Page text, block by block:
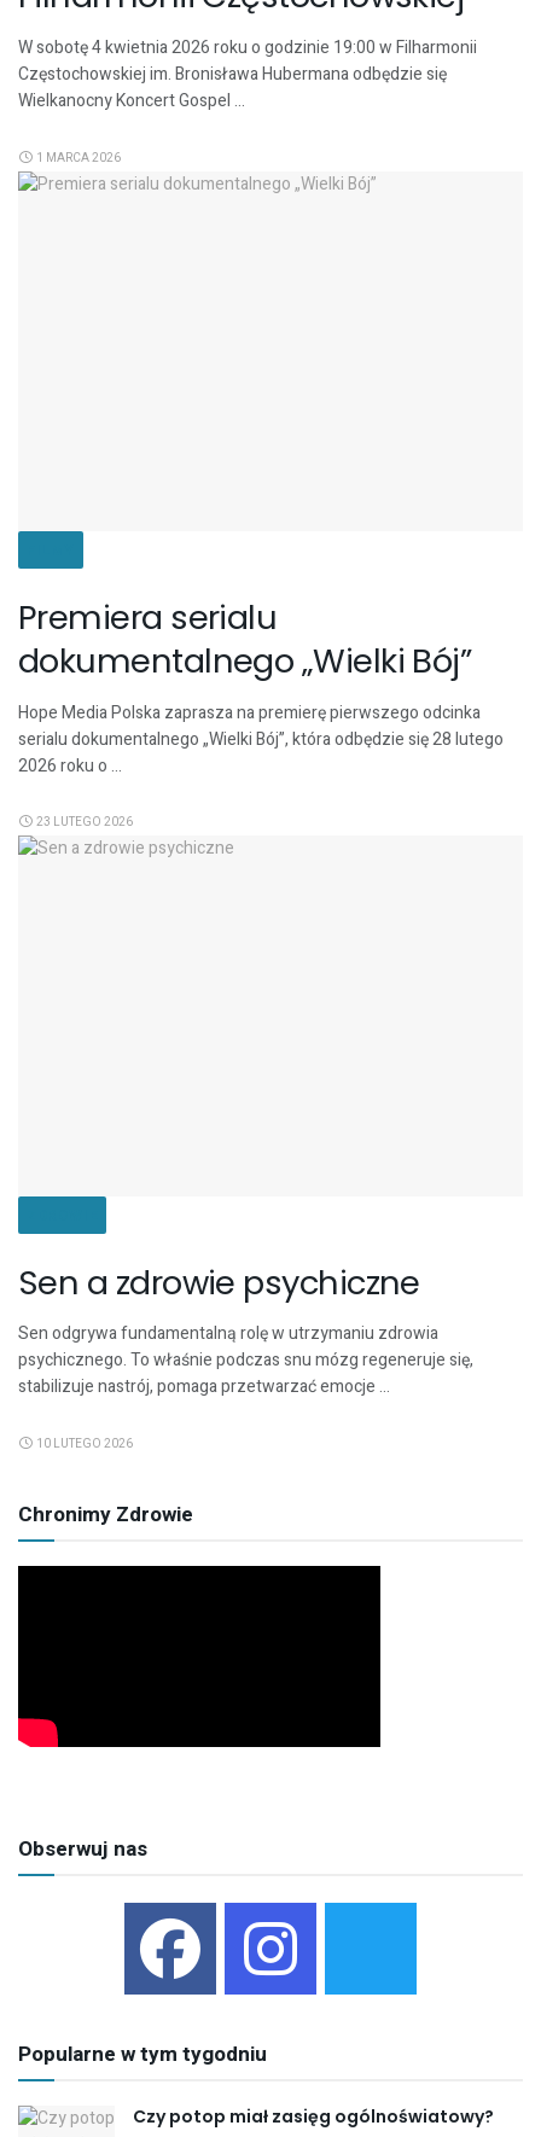
W sobotę 4 kwietnia 2026 roku o godzinie 19:00 w Filharmonii
Częstochowskiej im. Bronisława Hubermana odbędzie się
Wielkanocny Koncert Gospel ...
1 MARCA 2026
Premiera serialu
dokumentalnego „Wielki Bój”
Hope Media Polska zaprasza na premierę pierwszego odcinka
serialu dokumentalnego „Wielki Bój”, która odbędzie się 28 lutego
2026 roku o ...
23 LUTEGO 2026
Sen a zdrowie psychiczne
Sen odgrywa fundamentalną rolę w utrzymaniu zdrowia
psychicznego. To właśnie podczas snu mózg regeneruje się,
stabilizuje nastrój, pomaga przetwarzać emocje ...
10 LUTEGO 2026
Chronimy Zdrowie
Obserwuj nas
Popularne w tym tygodniu
Czy potop miał zasięg ogólnoświatowy?